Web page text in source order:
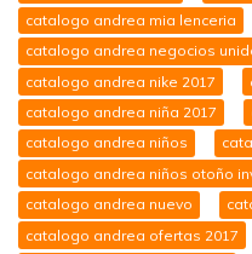
catalogo andrea mia lenceria
catalogo andrea negocios
catalogo andrea nike 2017
catalogo andrea niña 2017
catalogo andrea niños
catalogo andrea niños otoño
catalogo andrea nuevo
catalogo andrea ofertas 2017